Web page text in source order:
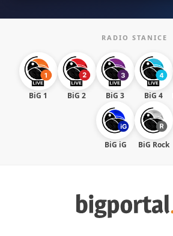
RADIO STANICE
BiG 1 BiG 2 BiG 3 BiG 4
BiG iG BiG Rock